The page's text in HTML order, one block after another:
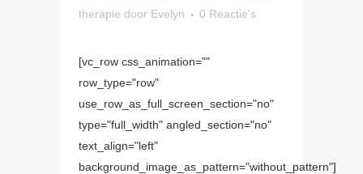
therapie door Evelyn 0 Reactie's
[vc_row css_animation=""
row_type="row"
use_row_as_full_screen_section="no"
type="full_width" angled_section="no"
text_align="left"
background_image_as_pattern="without_pattern"]